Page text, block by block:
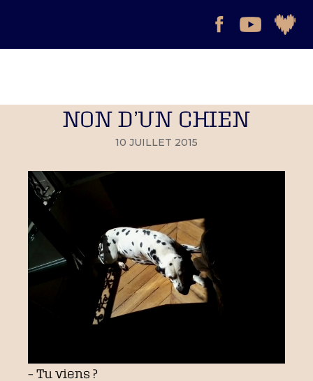
NON D’UN CHIEN
10 JUILLET 2015
– Tu viens ?